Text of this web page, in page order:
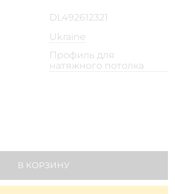
DL492612321
Ukraine
Профиль для
натяжного потолка
В КОРЗИНУ